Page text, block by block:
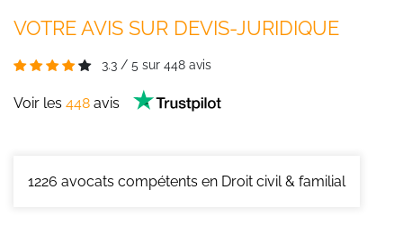
VOTRE AVIS SUR DEVIS-JURIDIQUE
3.3 / 5 sur 448 avis
Voir les 448 avis
1226 avocats compétents en Droit civil & familial